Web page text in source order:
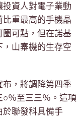
資人對電子業動
重最高的手機晶
圈可點，但在諾基
山寨機的生存空
，將調降第四季
○％至三三％。這項
於聯發科具備手